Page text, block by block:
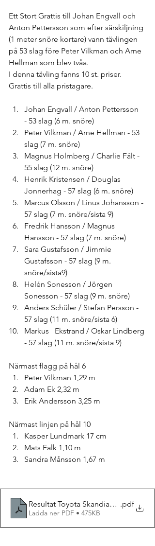
Ett Stort Grattis till Johan Engvall och
Anton Pettersson som efter särskiljning
(1 meter snöre kortare) vann tävlingen
på 53 slag före Peter Vilkman och Arne
Hellman som blev tvåa.
I denna tävling fanns 10 st. priser.
Grattis till alla pristagare.
Johan Engvall / Anton Pettersson
- 53 slag (6 m. snöre)
Peter Vilkman / Arne Hellman - 53
slag (7 m. snöre)
Magnus Holmberg / Charlie Fält -
55 slag (12 m. snöre)
Henrik Kristensen / Douglas
Jonnerhag - 57 slag (6 m. snöre)
Marcus Olsson / Linus Johansson -
57 slag (7 m. snöre/sista 9)
Fredrik Hansson / Magnus
Hansson - 57 slag (7 m. snöre)
Sara Gustafsson / Jimmie
Gustafsson - 57 slag (9 m.
snöre/sista9)
Helén Sonesson / Jörgen
Sonesson - 57 slag (9 m. snöre)
Anders Schüler / Stefan Persson -
57 slag (11 m. snöre/sista 6)
Markus   Ekstrand / Oskar Lindberg
- 57 slag (11 m. snöre/sista 9)
Närmast flagg på hål 6
Peter Vilkman 1,29 m
Adam Ek 2,32 m
Erik Andersson 3,25 m
Närmast linjen på hål 10
Kasper Lundmark 17 cm
Mats Falk 1,10 m
Sandra Månsson 1,67 m
Resultat Toyota Skandiamäklarna
.pdf
Ladda ner PDF • 475KB